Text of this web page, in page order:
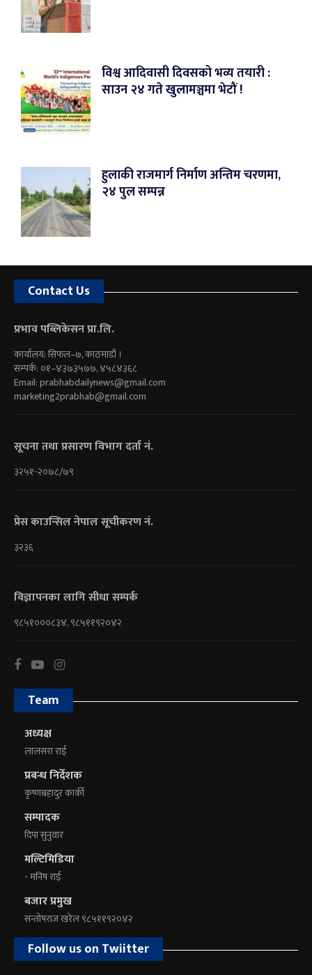
विश्व आदिवासी दिवसको भव्य तयारी :
साउन २४ गते खुलामञ्चमा भेटौं !
हुलाकी राजमार्ग निर्माण अन्तिम चरणमा,
२४ पुल सम्पन्न
Contact Us
प्रभाव पब्लिकेसन प्रा.लि.
कार्यालय: सिफल–७, काठमाडौं ।
सम्पर्क: ०१–४३७३५७७, ४५८४३६८
Email:prabhabdailynews@gmail.com
marketing2prabhab@gmail.com
सूचना तथा प्रसारण विभाग दर्ता नं.
३२५१-२०७८/७९
प्रेस काउन्सिल नेपाल सूचीकरण नं.
३२३६
विज्ञापनका लागि सीधा सम्पर्क
९८५१०००८३४, ९८५११९२०४२
Team
अध्यक्ष
लालसरा राई
प्रबन्ध निर्देशक
कृष्णबहादुर कार्की
सम्पादक
दिपा सुनुवार
मल्टिमिडिया
- मनिष राई
बजार प्रमुख
सन्तोषराज खरेल ९८५११९२०४२
Follow us on Twiitter